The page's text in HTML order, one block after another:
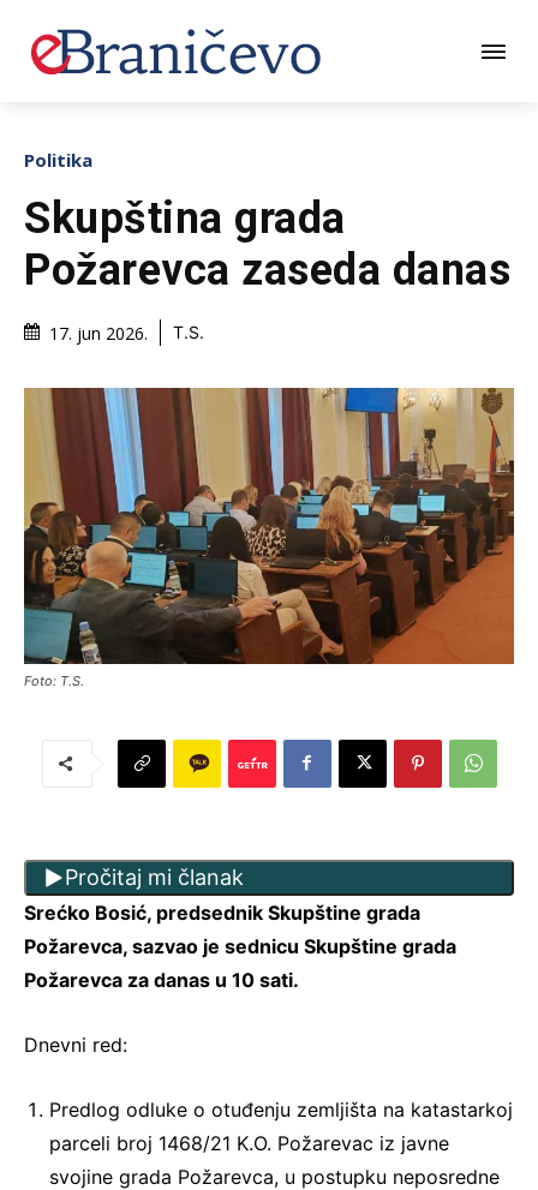
Politika
Skupština grada
Požarevca zaseda danas
17. jun 2026. T.S.
Foto: T.S.
Pročitaj mi članak
Srećko Bosić, predsednik Skupštine grada
Požarevca, sazvao je sednicu Skupštine grada
Požarevca za danas u 10 sati.
Dnevni red:
Predlog odluke o otuđenju zemljišta na katastarkoj
parceli broj 1468/21 K.O. Požarevac iz javne
svojine grada Požarevca, u postupku neposredne